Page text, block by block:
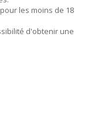
les moins de 18
d'obtenir une